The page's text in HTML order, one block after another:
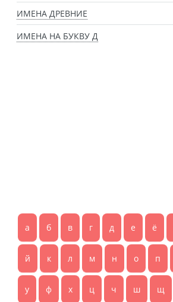
ИМЕНА ДРЕВНИЕ
ИМЕНА НА БУКВУ Д
а б в г д е ё
й к л м н о п
у ф х ц ч ш щ